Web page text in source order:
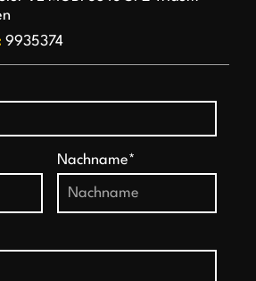
9935374
Nachname*